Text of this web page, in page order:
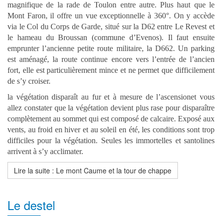
magnifique de la rade de Toulon entre autre. Plus haut que le
Mont Faron, il offre un vue exceptionnelle à 360°. On y accède
via le Col du Corps de Garde, situé sur la D62 entre Le Revest et
le hameau du Broussan (commune d’Evenos). Il faut ensuite
emprunter l’ancienne petite route militaire, la D662. Un parking
est aménagé, la route continue encore vers l’entrée de l’ancien
fort, elle est particulièrement mince et ne permet que difficilement
de s’y croiser.
la végétation disparaît au fur et à mesure de l’ascensionet vous
allez constater que la végétation devient plus rase pour disparaître
complètement au sommet qui est composé de calcaire. Exposé aux
vents, au froid en hiver et au soleil en été, les conditions sont trop
difficiles pour la végétation. Seules les immortelles et santolines
arrivent à s’y acclimater.
Lire la suite : Le mont Caume et la tour de chappe
Le destel